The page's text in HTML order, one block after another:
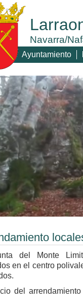
Navarra/
Ayuntamiento
del Monte
en el centro
del